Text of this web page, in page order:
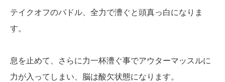
テイクオフのパドル、全力で漕ぐと頭真っ白になりま
す。
息を止めて、さらに力一杯漕ぐ事でアウターマッスルに
力が入ってしまい、脳は酸欠状態になります。